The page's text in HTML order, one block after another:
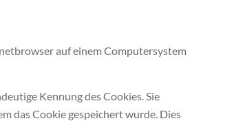
auf einem Computersystem
Kennung des Cookies. Sie
das Cookie gespeichert wurde. Dies